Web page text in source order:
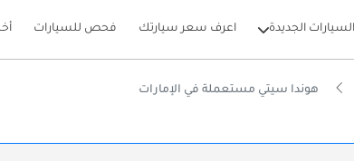
السيارات الجديدة اعرف سعر سيارتك فحص للسيارات
هوندا سيتي مستعملة في الإمارات